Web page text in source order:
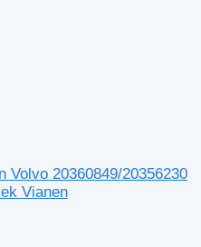
Volvo 20360849/20356230
Vianen